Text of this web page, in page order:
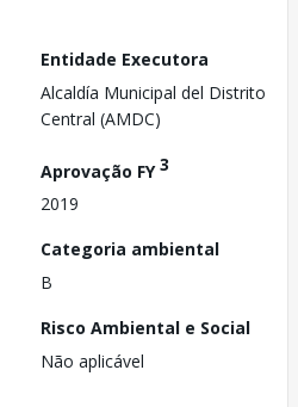
Entidade Executora
Alcaldía Municipal del Distrito
Central (AMDC)
Aprovação FY3
2019
Categoria ambiental
B
Risco Ambiental e Social
Não aplicável